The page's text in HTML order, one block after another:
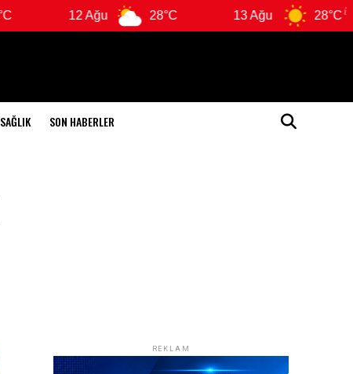
12 Ağu 28°C 13 Ağu 28°C
SAĞLIK SON HABERLER
REKLAM